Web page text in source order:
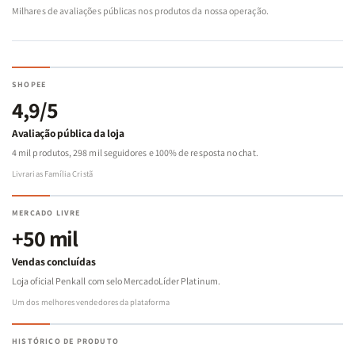
Milhares de avaliações públicas nos produtos da nossa operação.
SHOPEE
4,9/5
Avaliação pública da loja
4 mil produtos, 298 mil seguidores e 100% de resposta no chat.
Livrarias Família Cristã
MERCADO LIVRE
+50 mil
Vendas concluídas
Loja oficial Penkall com selo MercadoLíder Platinum.
Um dos melhores vendedores da plataforma
HISTÓRICO DE PRODUTO